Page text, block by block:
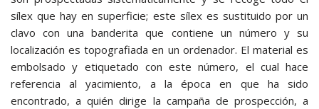
sílex que hay en superficie; este sílex es sustituido por un
clavo con una banderita que contiene un número y su
localización es topografiada en un ordenador. El material es
embolsado y etiquetado con este número, el cual hace
referencia al yacimiento, a la época en que ha sido
encontrado, a quién dirige la campaña de prospección, a